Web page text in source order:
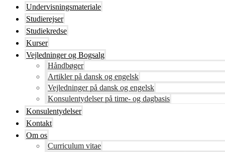
Undervisningsmateriale
Studierejser
Studiekredse
Kurser
Vejledninger og Bogsalg
Håndbøger
Artikler på dansk og engelsk
Vejledninger på dansk og engelsk
Konsulentydelser på time- og dagbasis
Konsulentydelser
Kontakt
Om os
Curriculum vitae